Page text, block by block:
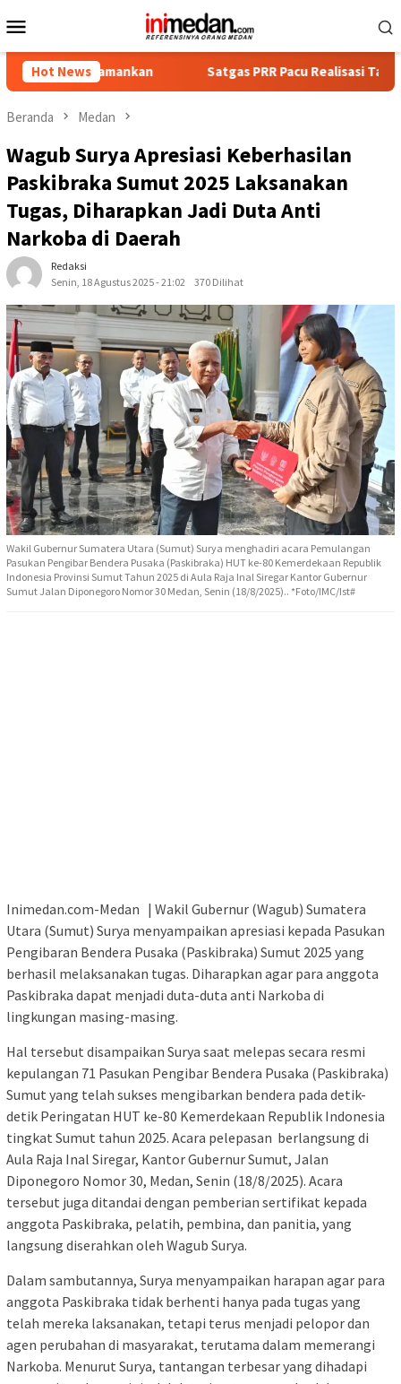
ke
Mobile
Hot News Satgas PRR Pacu Realisasi Tambahan TKD
Beranda Medan
Wagub Surya Apresiasi Keberhasilan
Paskibraka Sumut 2025 Laksanakan
Tugas, Diharapkan Jadi Duta Anti
Narkoba di Daerah
Redaksi
Senin, 18 Agustus 2025 - 21:02
370 Dilihat
Wakil Gubernur Sumatera Utara (Sumut) Surya menghadiri acara Pemulangan
Pasukan Pengibar Bendera Pusaka (Paskibraka) HUT ke-80 Kemerdekaan Republik
Indonesia Provinsi Sumut Tahun 2025 di Aula Raja Inal Siregar Kantor Gubernur
Sumut Jalan Diponegoro Nomor 30 Medan, Senin (18/8/2025).. *Foto/IMC/Ist#
Inimedan.com-Medan | Wakil Gubernur (Wagub) Sumatera
Utara (Sumut) Surya menyampaikan apresiasi kepada Pasukan
Pengibaran Bendera Pusaka (Paskibraka) Sumut 2025 yang
berhasil melaksanakan tugas. Diharapkan agar para anggota
Paskibraka dapat menjadi duta-duta anti Narkoba di
lingkungan masing-masing.
Hal tersebut disampaikan Surya saat melepas secara resmi
kepulangan 71 Pasukan Pengibar Bendera Pusaka (Paskibraka)
Sumut yang telah sukses mengibarkan bendera pada detik-
detik Peringatan HUT ke-80 Kemerdekaan Republik Indonesia
tingkat Sumut tahun 2025. Acara pelepasan berlangsung di
Aula Raja Inal Siregar, Kantor Gubernur Sumut, Jalan
Diponegoro Nomor 30, Medan, Senin (18/8/2025). Acara
tersebut juga ditandai dengan pemberian sertifikat kepada
anggota Paskibraka, pelatih, pembina, dan panitia, yang
langsung diserahkan oleh Wagub Surya.
Dalam sambutannya, Surya menyampaikan harapan agar para
anggota Paskibraka tidak berhenti hanya pada tugas yang
telah mereka laksanakan, tetapi terus menjadi pelopor dan
agen perubahan di masyarakat, terutama dalam memerangi
Narkoba. Menurut Surya, tantangan terbesar yang dihadapi